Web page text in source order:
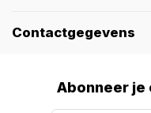
Contactgegevens
Abonneer je